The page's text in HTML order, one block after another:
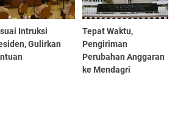
Intruksi
Gulirkan
Tepat Waktu,
Pengiriman
Perubahan Anggaran
ke Mendagri